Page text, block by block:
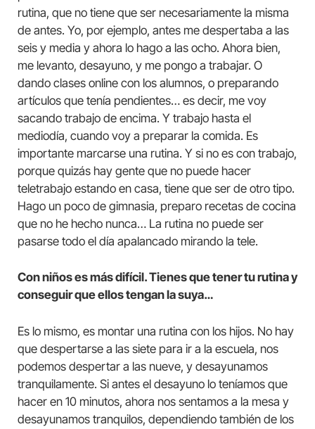
rutina, que no tiene que ser necesariamente la misma
de antes. Yo, por ejemplo, antes me despertaba a las
seis y media y ahora lo hago a las ocho. Ahora bien,
me levanto, desayuno, y me pongo a trabajar. O
dando clases online con los alumnos, o preparando
artículos que tenía pendientes… es decir, me voy
sacando trabajo de encima. Y trabajo hasta el
mediodía, cuando voy a preparar la comida. Es
importante marcarse una rutina. Y si no es con trabajo,
porque quizás hay gente que no puede hacer
teletrabajo estando en casa, tiene que ser de otro tipo.
Hago un poco de gimnasia, preparo recetas de cocina
que no he hecho nunca… La rutina no puede ser
pasarse todo el día apalancado mirando la tele.
Con niños es más difícil. Tienes que tener tu rutina y
conseguir que ellos tengan la suya…
Es lo mismo, es montar una rutina con los hijos. No hay
que despertarse a las siete para ir a la escuela, nos
podemos despertar a las nueve, y desayunamos
tranquilamente. Si antes el desayuno lo teníamos que
hacer en 10 minutos, ahora nos sentamos a la mesa y
desayunamos tranquilos, dependiendo también de los